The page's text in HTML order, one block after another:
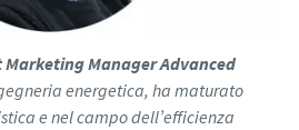
Marketing Manager Advanced
energetica, ha maturato
e nel campo dell’efficienza